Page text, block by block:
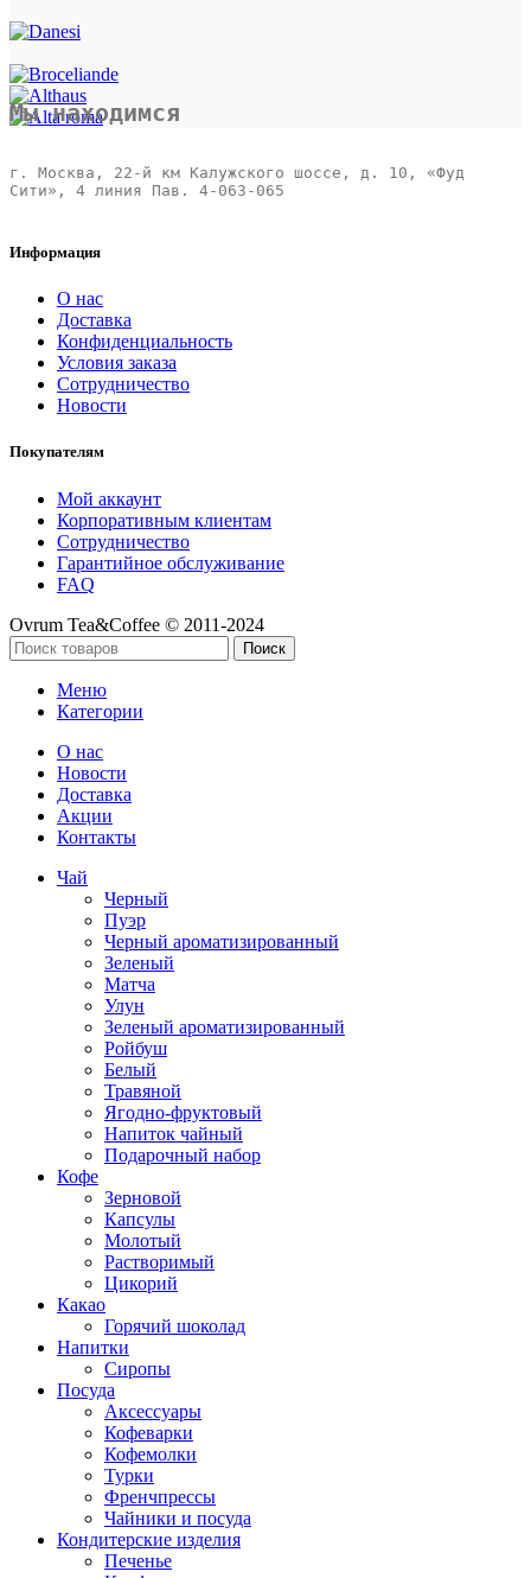
Мы находимся
г. Москва, 22-й км Калужского шоссе, д. 10, «Фуд
Сити», 4 линия Пав. 4-063-065
Информация
О нас
Доставка
Конфиденциальность
Условия заказа
Сотрудничество
Новости
Покупателям
Мой аккаунт
Корпоративным клиентам
Сотрудничество
Гарантийное обслуживание
FAQ
Ovrum Tea&Coffee © 2011-2024
Поиск
Меню
Категории
О нас
Новости
Доставка
Акции
Контакты
Чай
Черный
Пуэр
Черный ароматизированный
Зеленый
Матча
Улун
Зеленый ароматизированный
Ройбуш
Белый
Травяной
Ягодно-фруктовый
Напиток чайный
Подарочный набор
Кофе
Зерновой
Капсулы
Молотый
Растворимый
Цикорий
Какао
Горячий шоколад
Напитки
Сиропы
Посуда
Аксессуары
Кофеварки
Кофемолки
Турки
Френчпрессы
Чайники и посуда
Кондитерские изделия
Печенье